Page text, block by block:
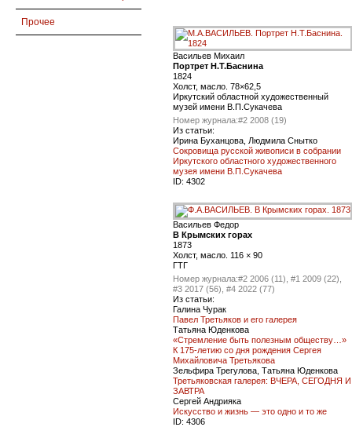
Прочее
Васильев Михаил
Портрет Н.Т.Баснина
1824
Холст, масло. 78×62,5
Иркутский областной художественный
музей имени В.П.Сукачева
Номер журнала:#2 2008 (19)
Из статьи:
Ирина Буханцова, Людмила Снытко
Сокровища русской живописи в собрании
Иркутского областного художественного
музея имени В.П.Сукачева
ID: 4302
Васильев Федор
В Крымских горах
1873
Холст, масло. 116 × 90
ГТГ
Номер журнала:#2 2006 (11), #1 2009 (22),
#3 2017 (56), #4 2022 (77)
Из статьи:
Галина Чурак
Павел Третьяков и его галерея
Татьяна Юденкова
«Стремление быть полезным обществу…»
К 175-летию со дня рождения Сергея
Михайловича Третьякова
Зельфира Трегулова, Татьяна Юденкова
Третьяковская галерея: ВЧЕРА, СЕГОДНЯ И
ЗАВТРА
Сергей Андрияка
Искусство и жизнь — это одно и то же
ID: 4306